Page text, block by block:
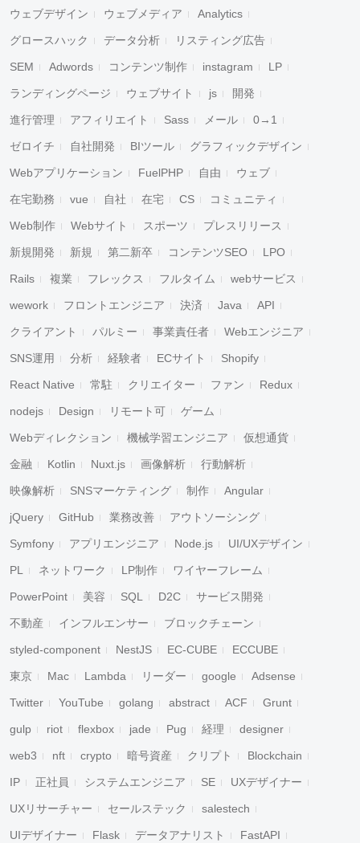
ウェブデザイン ウェブメディア Analytics
グロースハック データ分析 リスティング広告
SEM Adwords コンテンツ制作 instagram LP
ランディングページ ウェブサイト js 開発
進行管理 アフィリエイト Sass メール 0→1
ゼロイチ 自社開発 BIツール グラフィックデザイン
Webアプリケーション FuelPHP 自由 ウェブ
在宅勤務 vue 自社 在宅 CS コミュニティ
Web制作 Webサイト スポーツ プレスリリース
新規開発 新規 第二新卒 コンテンツSEO LPO
Rails 複業 フレックス フルタイム webサービス
wework フロントエンジニア 決済 Java API
クライアント パルミー 事業責任者 Webエンジニア
SNS運用 分析 経験者 ECサイト Shopify
React Native 常駐 クリエイター ファン Redux
nodejs Design リモート可 ゲーム
Webディレクション 機械学習エンジニア 仮想通貨
金融 Kotlin Nuxt.js 画像解析 行動解析
映像解析 SNSマーケティング 制作 Angular
jQuery GitHub 業務改善 アウトソーシング
Symfony アプリエンジニア Node.js UI/UXデザイン
PL ネットワーク LP制作 ワイヤーフレーム
PowerPoint 美容 SQL D2C サービス開発
不動産 インフルエンサー ブロックチェーン
styled-component NestJS EC-CUBE ECCUBE
東京 Mac Lambda リーダー google Adsense
Twitter YouTube golang abstract ACF Grunt
gulp riot flexbox jade Pug 経理 designer
web3 nft crypto 暗号資産 クリプト Blockchain
IP 正社員 システムエンジニア SE UXデザイナー
UXリサーチャー セールステック salestech
UIデザイナー Flask データアナリスト FastAPI